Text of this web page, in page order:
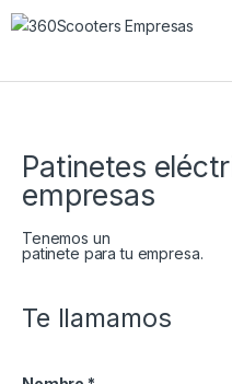
Patinetes
empresas
Tenemos un
patinete para tu empresa.
Te llamamos